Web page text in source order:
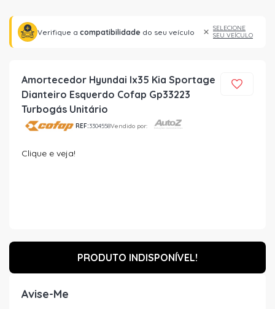
Verifique a compatibilidade do seu veículo
SELECIONE
SEU VEÍCULO
Amortecedor Hyundai Ix35 Kia Sportage
Dianteiro Esquerdo Cofap Gp33223
Turbogás Unitário
REF:3304558Vendido por:
Clique e veja!
PRODUTO INDISPONÍVEL!
Avise-Me